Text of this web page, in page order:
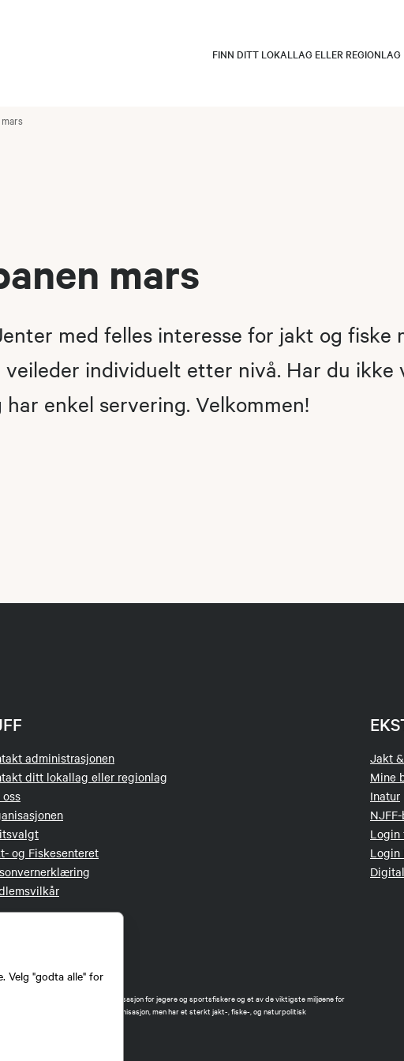
Velg "godta alle" for
FINN DITT LOKALLAG ELLER REGIONLAG
mars
med felles interesse for jakt og fiske
individuelt etter nivå. Har du ikke
enkel servering. Velkommen!
administrasjonen
ditt lokallag eller regionlag
oss
og Fiskesenteret
Jakt
Mine
Inatur
Login
Login
eneste landsdekkende organisasjon for jegere og sportsfiskere og et av de viktigste miljøene for
Vi er en partipolitisk nøytral organisasjon, men har et sterkt jakt-, fiske-, og naturpolitisk